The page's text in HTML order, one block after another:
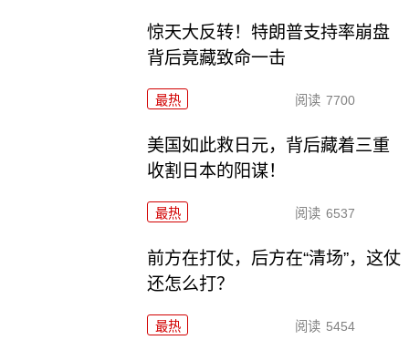
惊天大反转！特朗普支持率崩盘
背后竟藏致命一击
最热 阅读 7700
美国如此救日元，背后藏着三重
收割日本的阳谋！
最热 阅读 6537
前方在打仗，后方在“清场”，这仗
还怎么打？
最热 阅读 5454